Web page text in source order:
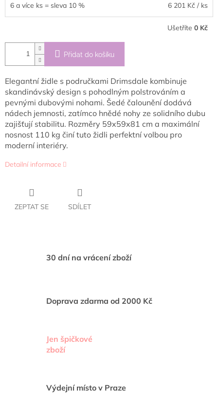
6 a více ks = sleva 10 % 6 201 Kč / ks
Ušetříte 0 Kč
Přidat do košíku
Elegantní židle s područkami Drimsdale kombinuje
skandinávský design s pohodlným polstrováním a
pevnými dubovými nohami. Šedé čalounění dodává
nádech jemnosti, zatímco hnědé nohy ze solidního dubu
zajišťují stabilitu. Rozměry 59x59x81 cm a maximální
nosnost 110 kg činí tuto židli perfektní volbou pro
moderní interiéry.
Detailní informace
ZEPTAT SE SDÍLET
30 dní na vrácení zboží
Doprava zdarma od 2000 Kč
Jen špičkové
zboží
Výdejní místo v Praze